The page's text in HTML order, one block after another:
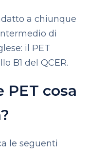
a chiunque
di
il PET
B1 del QCER.
PET cosa
le seguenti